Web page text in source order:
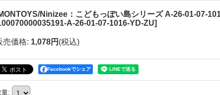
Ninizee：こどもっぽい島シリーズ A-26-01-07-
A-26-01-07-1016-YD-ZU]
売価格: 1,078円 (税込)
Facebookでシェア
量: